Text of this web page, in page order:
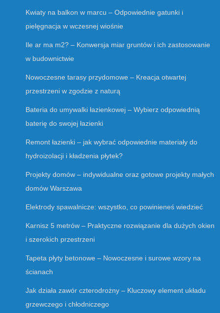
Kwiaty na balkon w marcu – Odpowiednie gatunki i
pielęgnacja w wczesnej wiośnie
Ile ar ma m2? – Konwersja miar gruntów i ich zastosowanie
w budownictwie
Nowoczesne tarasy przydomowe – Kreacja otwartej
przestrzeni w zgodzie z naturą
Bateria do umywalki łazienkowej – Wybierz odpowiednią
baterię do swojej łazienki
Remont łazienki – jak wybrać odpowiednie materiały do
hydroizolacji i kładzenia płytek?
Projekty domów – indywidualne oraz gotowe projekty małych
domów Warszawa
Elektrody spawalnicze: wszystko, co powinieneś wiedzieć
Karnisz 5 metrów – Praktyczne rozwiązanie dla dużych okien
i szerokich przestrzeni
Tapeta płyty betonowe – Nowoczesne i surowe wzory na
ścianach
Jak działa zawór czterodrożny – Kluczowy element układu
grzewczego i chłodniczego